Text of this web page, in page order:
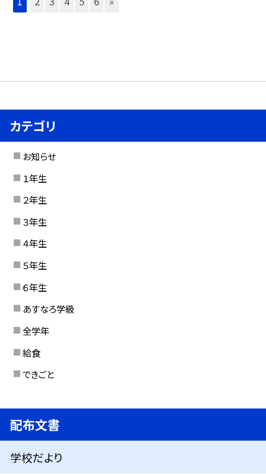
カテゴリ
お知らせ
１年生
２年生
３年生
４年生
５年生
６年生
あすなろ学級
全学年
給食
できごと
配布文書
学校だより